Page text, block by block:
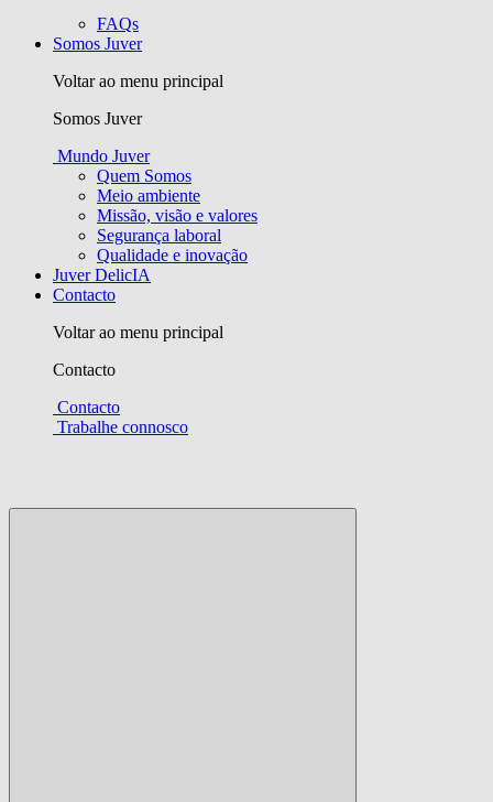
FAQs
Somos Juver
Voltar ao menu principal
Somos Juver
Mundo Juver
Quem Somos
Meio ambiente
Missão, visão e valores
Segurança laboral
Qualidade e inovação
Juver DelicIA
Contacto
Voltar ao menu principal
Contacto
Contacto
Trabalhe connosco